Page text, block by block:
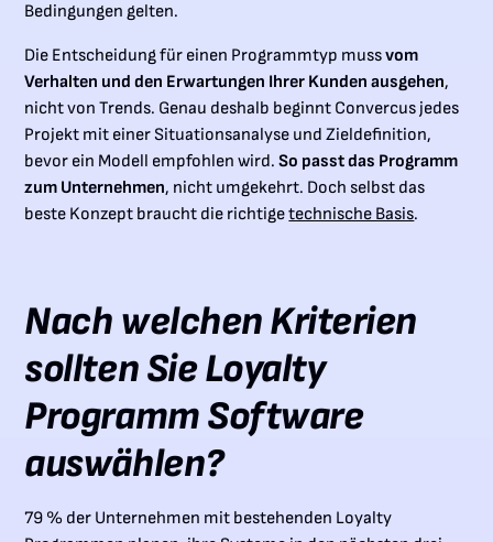
Bedingungen gelten.
Die Entscheidung für einen Programmtyp mussvom
Verhalten und den Erwartungen Ihrer Kunden ausgehen,
nicht von Trends. Genau deshalb beginnt Convercus jedes
Projekt mit einer Situationsanalyse und Zieldefinition,
bevor ein Modell empfohlen wird.So passt das Programm
zum Unternehmen, nicht umgekehrt. Doch selbst das
beste Konzept braucht die richtigetechnische Basis.
Nach welchen Kriterien
sollten Sie Loyalty
Programm Software
auswählen?
79 % der Unternehmen mit bestehenden Loyalty